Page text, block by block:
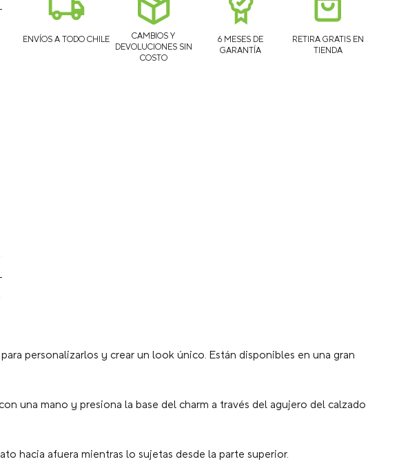
ENVÍOS A TODO CHILE
CAMBIOS Y
DEVOLUCIONES SIN
COSTO
6 MESES DE
GARANTÍA
RETIRA GRATIS EN
TIENDA
personalizarlos y crear un look único. Están disponibles en una gran
una mano y presiona la base del charm a través del agujero del calzado
hacia afuera mientras lo sujetas desde la parte superior.